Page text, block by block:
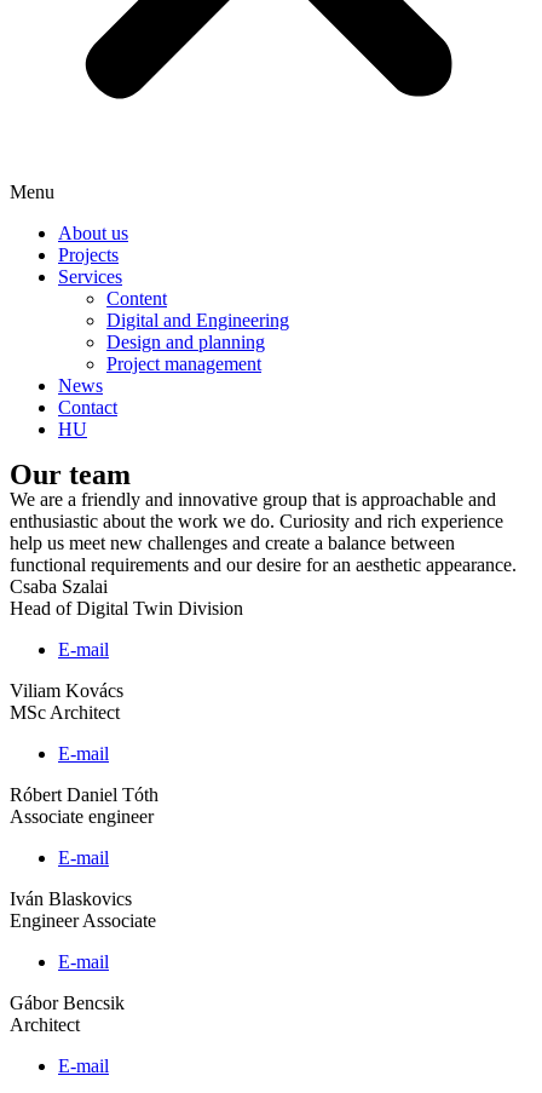
Menu
About us
Projects
Services
Content
Digital and Engineering
Design and planning
Project management
News
Contact
HU
Our team
We are a friendly and innovative group that is approachable and
enthusiastic about the work we do. Curiosity and rich experience
help us meet new challenges and create a balance between
functional requirements and our desire for an aesthetic appearance.
Csaba Szalai
Head of Digital Twin Division
E-mail
Viliam Kovács
MSc Architect
E-mail
Róbert Daniel Tóth
Associate engineer
E-mail
Iván Blaskovics
Engineer Associate
E-mail
Gábor Bencsik
Architect
E-mail